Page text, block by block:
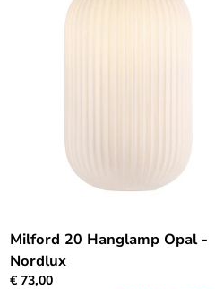
Milford 20 Hanglamp Opal -
Nordlux
€ 73,00